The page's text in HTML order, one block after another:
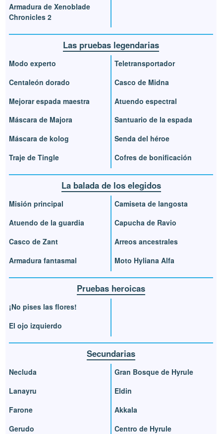
Armadura de Xenoblade
Chronicles 2
Las pruebas legendarias
Modo experto
Centaleón dorado
Mejorar espada maestra
Máscara de Majora
Máscara de kolog
Traje de Tingle
Teletransportador
Casco de Midna
Atuendo espectral
Santuario de la espada
Senda del héroe
Cofres de bonificación
La balada de los elegidos
Misión principal
Atuendo de la guardia
Casco de Zant
Armadura fantasmal
Camiseta de langosta
Capucha de Ravio
Arreos ancestrales
Moto Hyliana Alfa
Pruebas heroicas
¡No pises las flores!
El ojo izquierdo
Secundarias
Necluda
Lanayru
Farone
Gerudo
Gran Bosque de Hyrule
Eldin
Akkala
Centro de Hyrule